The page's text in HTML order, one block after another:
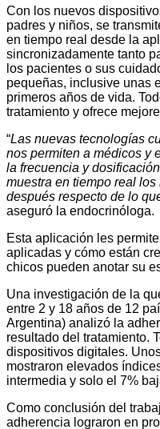
Con los nuevos
padres y niños, se
en tiempo real desde la
sincronizadamente tanto
los pacientes o sus
pequeñas, inclusive unas
primeros años de vida.
tratamiento y ofrece
“Las nuevas tecnologías
nos permiten a médicos y
la frecuencia y
muestra en tiempo real
después respecto de lo
aseguró la endocrinóloga.
Esta aplicación les
aplicadas y cómo están
chicos pueden anotar su
Una investigación de la
entre 2 y 18 años de 12
Argentina) analizó la
resultado del tratamiento.
dispositivos digitales.
mostraron elevados
intermedia y solo el 7%
Como conclusión del
adherencia lograron en